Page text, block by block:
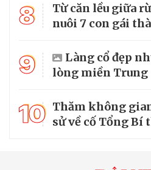
8
Từ căn lều giữa
nuôi 7 con gái
9
Làng cổ đẹp
lòng miền Trung
10 Thăm không
sử về cố Tổng